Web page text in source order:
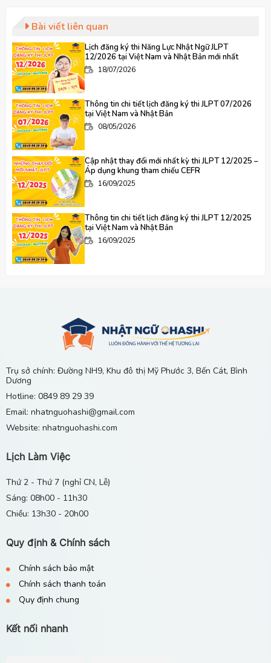
Bài viết liên quan
Lịch đăng ký thi Năng Lực Nhật Ngữ JLPT
12/2026 tại Việt Nam và Nhật Bản mới nhất
18/07/2026
Thông tin chi tiết lịch đăng ký thi JLPT 07/2026
tại Việt Nam và Nhật Bản
08/05/2026
Cập nhật thay đổi mới nhất kỳ thi JLPT 12/2025 –
Áp dụng khung tham chiếu CEFR
16/09/2025
Thông tin chi tiết lịch đăng ký thi JLPT 12/2025
tại Việt Nam và Nhật Bản
16/09/2025
Nên Học Tiếng Nhật Ở Đâu Tại Chánh Phú Hòa,
Bến Cát?
2 3 4, Bến Cát, Bình Dương
29/04/2026
Trụ sở chính: Đường NH9, Khu đô thị Mỹ Phước 3, Bến Cát, Bình
Dương
Hotline: 0849 89 29 39
Email: nhatnguohashi@gmail.com
Website: nhatnguohashi.com
Lịch Làm Việc
Thứ 2 - Thứ 7 (nghỉ CN, Lễ)
Sáng: 08h00 - 11h30
Chiều: 13h30 - 20h00
Quy định & Chính sách
Chính sách bảo mật
Chính sách thanh toán
Quy định chung
Kết nối nhanh